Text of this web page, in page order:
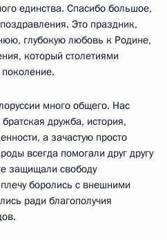
единства. Спасибо большое,
Это праздник,
глубокую любовь к Родине,
который столетиями
много общего. Нас
дружба, история,
а зачастую просто
всегда помогали друг другу
защищали свободу
боролись с внешними
ради благополучия